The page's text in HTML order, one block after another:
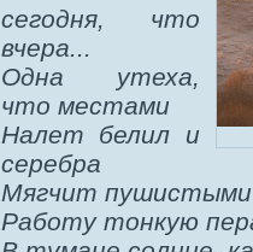
сегодня, что
вчера...
Одна утеха,
что местами
Налет белил и
серебра
Мягчит
Работу тонкую